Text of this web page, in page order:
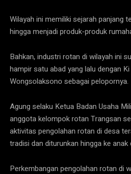
Wilayah ini memiliki sejarah panjang
hingga menjadi produk-produk
Bahkan, industri rotan di wilayah ini
hampir satu abad yang lalu dengan
Wongsolaksono sebagai pelopornya.
Agung selaku Ketua Badan Usaha
anggota kelompok rotan Trangsan
aktivitas pengolahan rotan di desa
tradisi dan diturunkan hingga ke anak
Perkembangan pengolahan rotan di